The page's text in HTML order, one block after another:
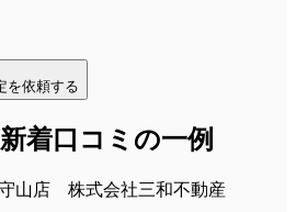
を依頼する
新着口コミ の一例
山店 株式会社三和不動産